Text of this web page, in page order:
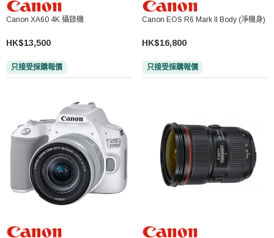
Canon XA60 4K 攝錄機
HK$13,500
只接受採購報價
Canon EOS R6 Mark II Body (淨機身)
HK$16,800
只接受採購報價